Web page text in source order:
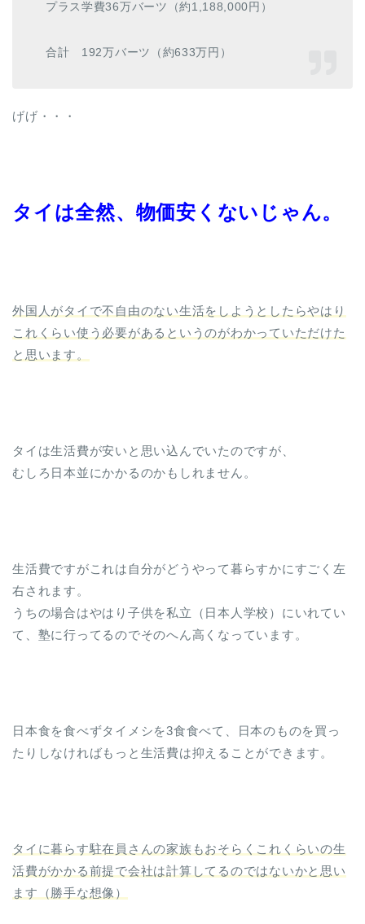
プラス学費36万バーツ（約1,188,000円）
合計 192万バーツ（約633万円）
げげ・・・
タイは全然、物価安くないじゃん。
外国人がタイで不自由のない生活をしようとしたらやはり
これくらい使う必要があるというのがわかっていただけた
と思います。
タイは生活費が安いと思い込んでいたのですが、
むしろ日本並にかかるのかもしれません。
生活費ですがこれは自分がどうやって暮らすかにすごく左
右されます。
うちの場合はやはり子供を私立（日本人学校）にいれてい
て、塾に行ってるのでそのへん高くなっています。
日本食を食べずタイメシを3食食べて、日本のものを買っ
たりしなければもっと生活費は抑えることができます。
タイに暮らす駐在員さんの家族もおそらくこれくらいの生
活費がかかる前提で会社は計算してるのではないかと思い
ます（勝手な想像）